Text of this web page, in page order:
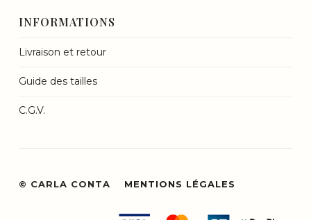
INFORMATIONS
Livraison et retour
Guide des tailles
C.G.V.
© CARLA CONTA MENTIONS LÉGALES